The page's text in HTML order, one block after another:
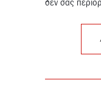
δεν σας